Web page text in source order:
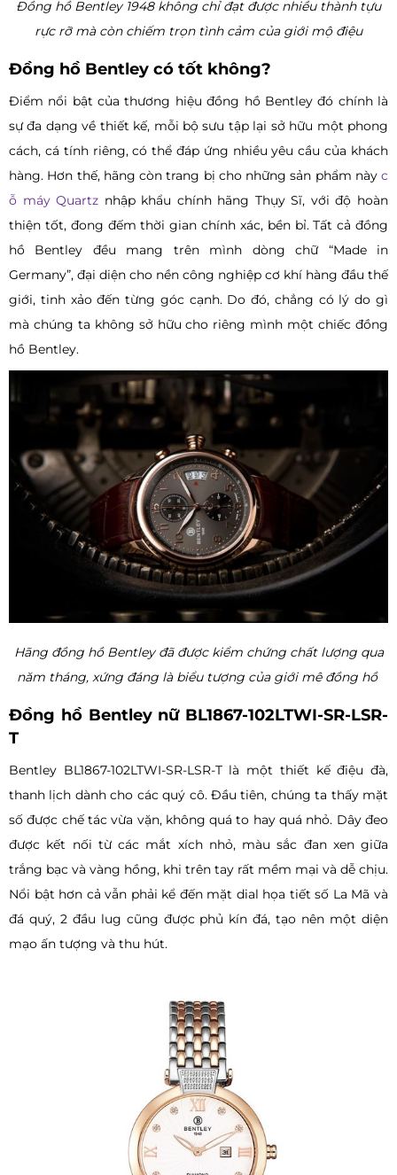
Đồng hồ Bentley 1948 không chỉ đạt được nhiều thành tựu
rực rỡ mà còn chiếm trọn tình cảm của giới mộ điệu
Đồng hồ Bentley có tốt không?
Điểm nổi bật của thương hiệu đồng hồ Bentley đó chính là
sự đa dạng về thiết kế, mỗi bộ sưu tập lại sở hữu một phong
cách, cá tính riêng, có thể đáp ứng nhiều yêu cầu của khách
hàng. Hơn thế, hãng còn trang bị cho những sản phẩm này c
ỗ máy Quartz nhập khẩu chính hãng Thụy Sĩ, với độ hoàn
thiện tốt, đong đếm thời gian chính xác, bền bỉ. Tất cả đồng
hồ Bentley đều mang trên mình dòng chữ “Made in
Germany”, đại diện cho nền công nghiệp cơ khí hàng đầu thế
giới, tinh xảo đến từng góc cạnh. Do đó, chẳng có lý do gì
mà chúng ta không sở hữu cho riêng mình một chiếc đồng
hồ Bentley.
Hãng đồng hồ Bentley đã được kiểm chứng chất lượng qua
năm tháng, xứng đáng là biểu tượng của giới mê đồng hồ
Đồng hồ Bentley nữ BL1867-102LTWI-SR-LSR-
T
Bentley BL1867-102LTWI-SR-LSR-T là một thiết kế điệu đà,
thanh lịch dành cho các quý cô. Đầu tiên, chúng ta thấy mặt
số được chế tác vừa vặn, không quá to hay quá nhỏ. Dây đeo
được kết nối từ các mắt xích nhỏ, màu sắc đan xen giữa
trắng bạc và vàng hồng, khi trên tay rất mềm mại và dễ chịu.
Nổi bật hơn cả vẫn phải kể đến mặt dial họa tiết số La Mã và
đá quý, 2 đầu lug cũng được phủ kín đá, tạo nên một diện
mạo ấn tượng và thu hút.